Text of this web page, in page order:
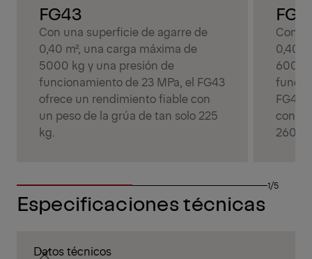
FG43
Con una superficie de agarre de
0,40 m², una carga máxima de
5000 kg y una presión de
funcionamiento de 23 MPa, el FG43
ofrece un rendimiento fiable con
un peso de la grúa de tan solo 225
kg.
Con
0,40
6000
con
260
1/5
Especificaciones técnicas
Datos técnicos